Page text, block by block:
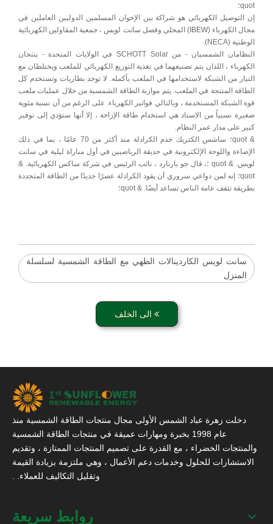
quot؛
إن التوصيل الكهربائي هو شراكة بين الإخوان المسلمين الدوليين العاملين في
مجال الكهرباء (IBEW) المحلي وفصل سانت لويس ، جمعية المقاولين الكهربائية
الوطنية (NECA).
النظامان الشمسيان - من SCHOTT Solar في الولايات المتحدة - ينتجان
الكهرباء ، اللذان يتم تصنيعهما في تغذية التوزيع الكهربائي للملعب ويختلطان مع
التيار من الشبكة لاستخدامها في الملعب بأكمله. لا توجد بطاريات وتستخدم كل
الطاقة المنتجة في الملعب. يتم موازنة الطاقة الشمسية من خلال عمليات ملعب
قوة الشبكة المستخدمة ، وبالتالي فواتير الكهرباء. على الرغم من أن نسبة مئوية
صغيرة نسبياً من الاستاد هي استخدام طاقة الإزاحة ، إلا أنها ستؤدي إلى توفير
كبير على مدار عمر النظام.
& quot؛ ساشس الكتريك خدم الكرادلة منذ أكثر من 70 عامًا ، بما في ذلك
الإضاءة واللوحة الإلكترونية في حديقة الرياضيين في أول مباراة ليلية في سانت
لويس. & quot ؛، قال جو بارنارد ، نائب الرئيس في شركة ساكس الكهربائية. &
quot؛ إنه لمن دواعي سروري أن يقود الكرادلة عصرًا جديدًا من الطاقة المتجددة
بطريقة تثقف عامة الناس تساعد أيضًا. & quot؛
سانت لويس الكاردينالات الطهي مع الطاقة الشمسية لسلسلة
المنزل
الى الخلف
دخلت زهرة عباد الشمس الأولى مجال منتجات الطاقة الشمسية منذ
عام 1998 بخبرة ومهارات عميقة في منتجات الطاقة الشمسية
والمنتجات الخضراء ، مع القدرة على تصميم المنتجات الممتازة ، وتقديم
الاستشارات للحلول وخدمات دعم الأعمال ، وهي ملتزمة بزيادة القيمة
وتقليل التكاليف للعملاء. .
روابط سريعة